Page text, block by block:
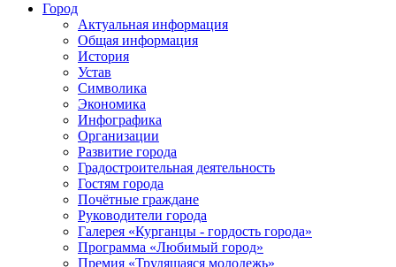
Город
Актуальная информация
Общая информация
История
Устав
Символика
Экономика
Инфографика
Организации
Развитие города
Градостроительная деятельность
Гостям города
Почётные граждане
Руководители города
Галерея «Курганцы - гордость города»
Программа «Любимый город»
Премия «Трудящаяся молодежь»